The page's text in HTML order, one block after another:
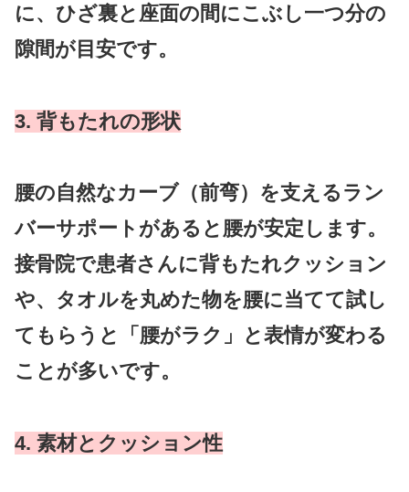
に、ひざ裏と座面の間にこぶし一つ分の
隙間が目安です。
3. 背もたれの形状
腰の自然なカーブ（前弯）を支えるラン
バーサポートがあると腰が安定します。
接骨院で患者さんに背もたれクッション
や、タオルを丸めた物を腰に当てて試し
てもらうと「腰がラク」と表情が変わる
ことが多いです。
4. 素材とクッション性